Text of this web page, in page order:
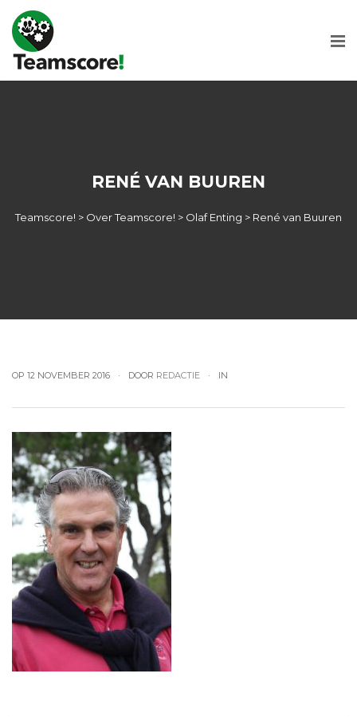
RENÉ VAN BUUREN
Teamscore! > Over Teamscore! > Olaf Enting > René van Buuren
OP 12 NOVEMBER 2016 DOOR REDACTIE IN